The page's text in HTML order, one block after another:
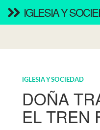
IGLESIA Y
IGLESIA Y SOCIEDAD
DOÑA
EL TREN